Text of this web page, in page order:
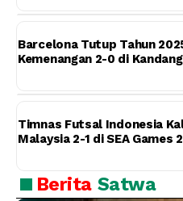
Barcelona Tutup Tahun
Kemenangan 2-0 di
Timnas Futsal Indonesia
Malaysia 2-1 di SEA Games
Berita Satwa